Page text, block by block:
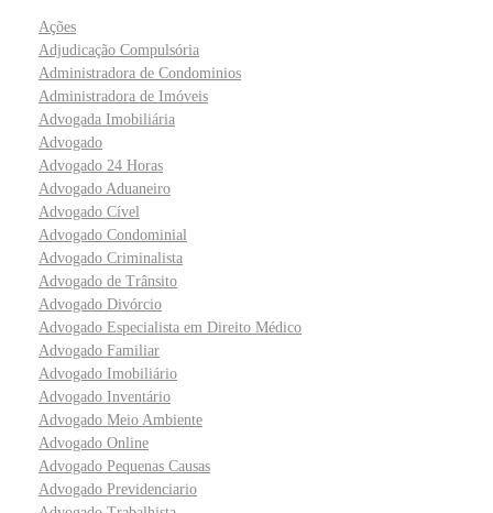
Ações
Adjudicação Compulsória
Administradora de Condominios
Administradora de Imóveis
Advogada Imobiliária
Advogado
Advogado 24 Horas
Advogado Aduaneiro
Advogado Cível
Advogado Condominial
Advogado Criminalista
Advogado de Trânsito
Advogado Divórcio
Advogado Especialista em Direito Médico
Advogado Familiar
Advogado Imobiliário
Advogado Inventário
Advogado Meio Ambiente
Advogado Online
Advogado Pequenas Causas
Advogado Previdenciario